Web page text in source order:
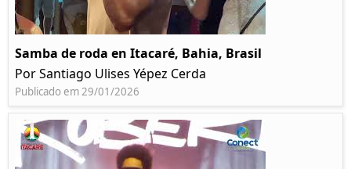
Samba de roda en Itacaré, Bahia, Brasil
Por Santiago Ulises Yépez Cerda
Publicado em 29/01/2026